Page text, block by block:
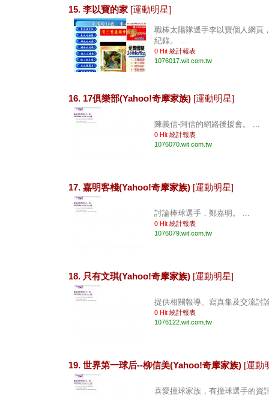
15. 李以寶的家 [運動明星]
職棒太陽隊選手李以寶個人網頁
紀錄。 ...
0 Hit 統計報表
1076017.wit.com.tw
16. 17俱樂部(Yahoo!奇摩家族) [運動明星]
陳義信-阿信的網路後援會。 ...
0 Hit 統計報表
1076070.wit.com.tw
17. 嘉明客棧(Yahoo!奇摩家族) [運動明星]
討論棒球選手，鄭嘉明。 ...
0 Hit 統計報表
1076079.wit.com.tw
18. 只有文琪(Yahoo!奇摩家族) [運動明星]
提供相關報導、寫真集及交流討
0 Hit 統計報表
1076122.wit.com.tw
19. 世界第一球后--柳信美(Yahoo!奇摩家族) [運動
喜愛撞球家族，有撞球選手的資